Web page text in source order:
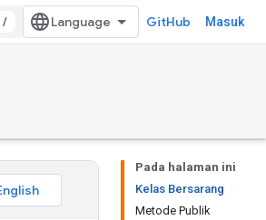
/ GitHub Masuk
Pada halaman ini
Kelas Bersarang
Metode Publik